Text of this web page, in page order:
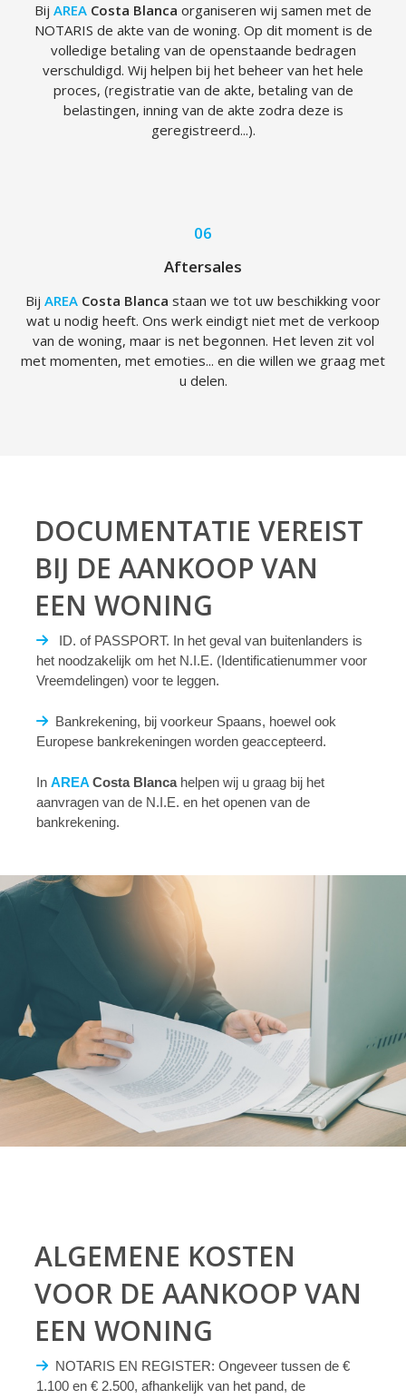
Bij AREA Costa Blanca organiseren wij samen met de
NOTARIS de akte van de woning. Op dit moment is de
volledige betaling van de openstaande bedragen
verschuldigd. Wij helpen bij het beheer van het hele
proces, (registratie van de akte, betaling van de
belastingen, inning van de akte zodra deze is
geregistreerd...).
06
Aftersales
Bij AREA Costa Blanca staan we tot uw beschikking voor
wat u nodig heeft. Ons werk eindigt niet met de verkoop
van de woning, maar is net begonnen. Het leven zit vol
met momenten, met emoties... en die willen we graag met
u delen.
DOCUMENTATIE VEREIST
BIJ DE AANKOOP VAN
EEN WONING
ID. of PASSPORT. In het geval van buitenlanders is
het noodzakelijk om het N.I.E. (Identificatienummer voor
Vreemdelingen) voor te leggen.
Bankrekening, bij voorkeur Spaans, hoewel ook
Europese bankrekeningen worden geaccepteerd.
In AREA Costa Blancahelpen wij u graag bij het
aanvragen van de N.I.E. en het openen van de
bankrekening.
ALGEMENE KOSTEN
VOOR DE AANKOOP VAN
EEN WONING
NOTARIS EN REGISTER: Ongeveer tussen de €
1.100 en € 2.500, afhankelijk van het pand, de